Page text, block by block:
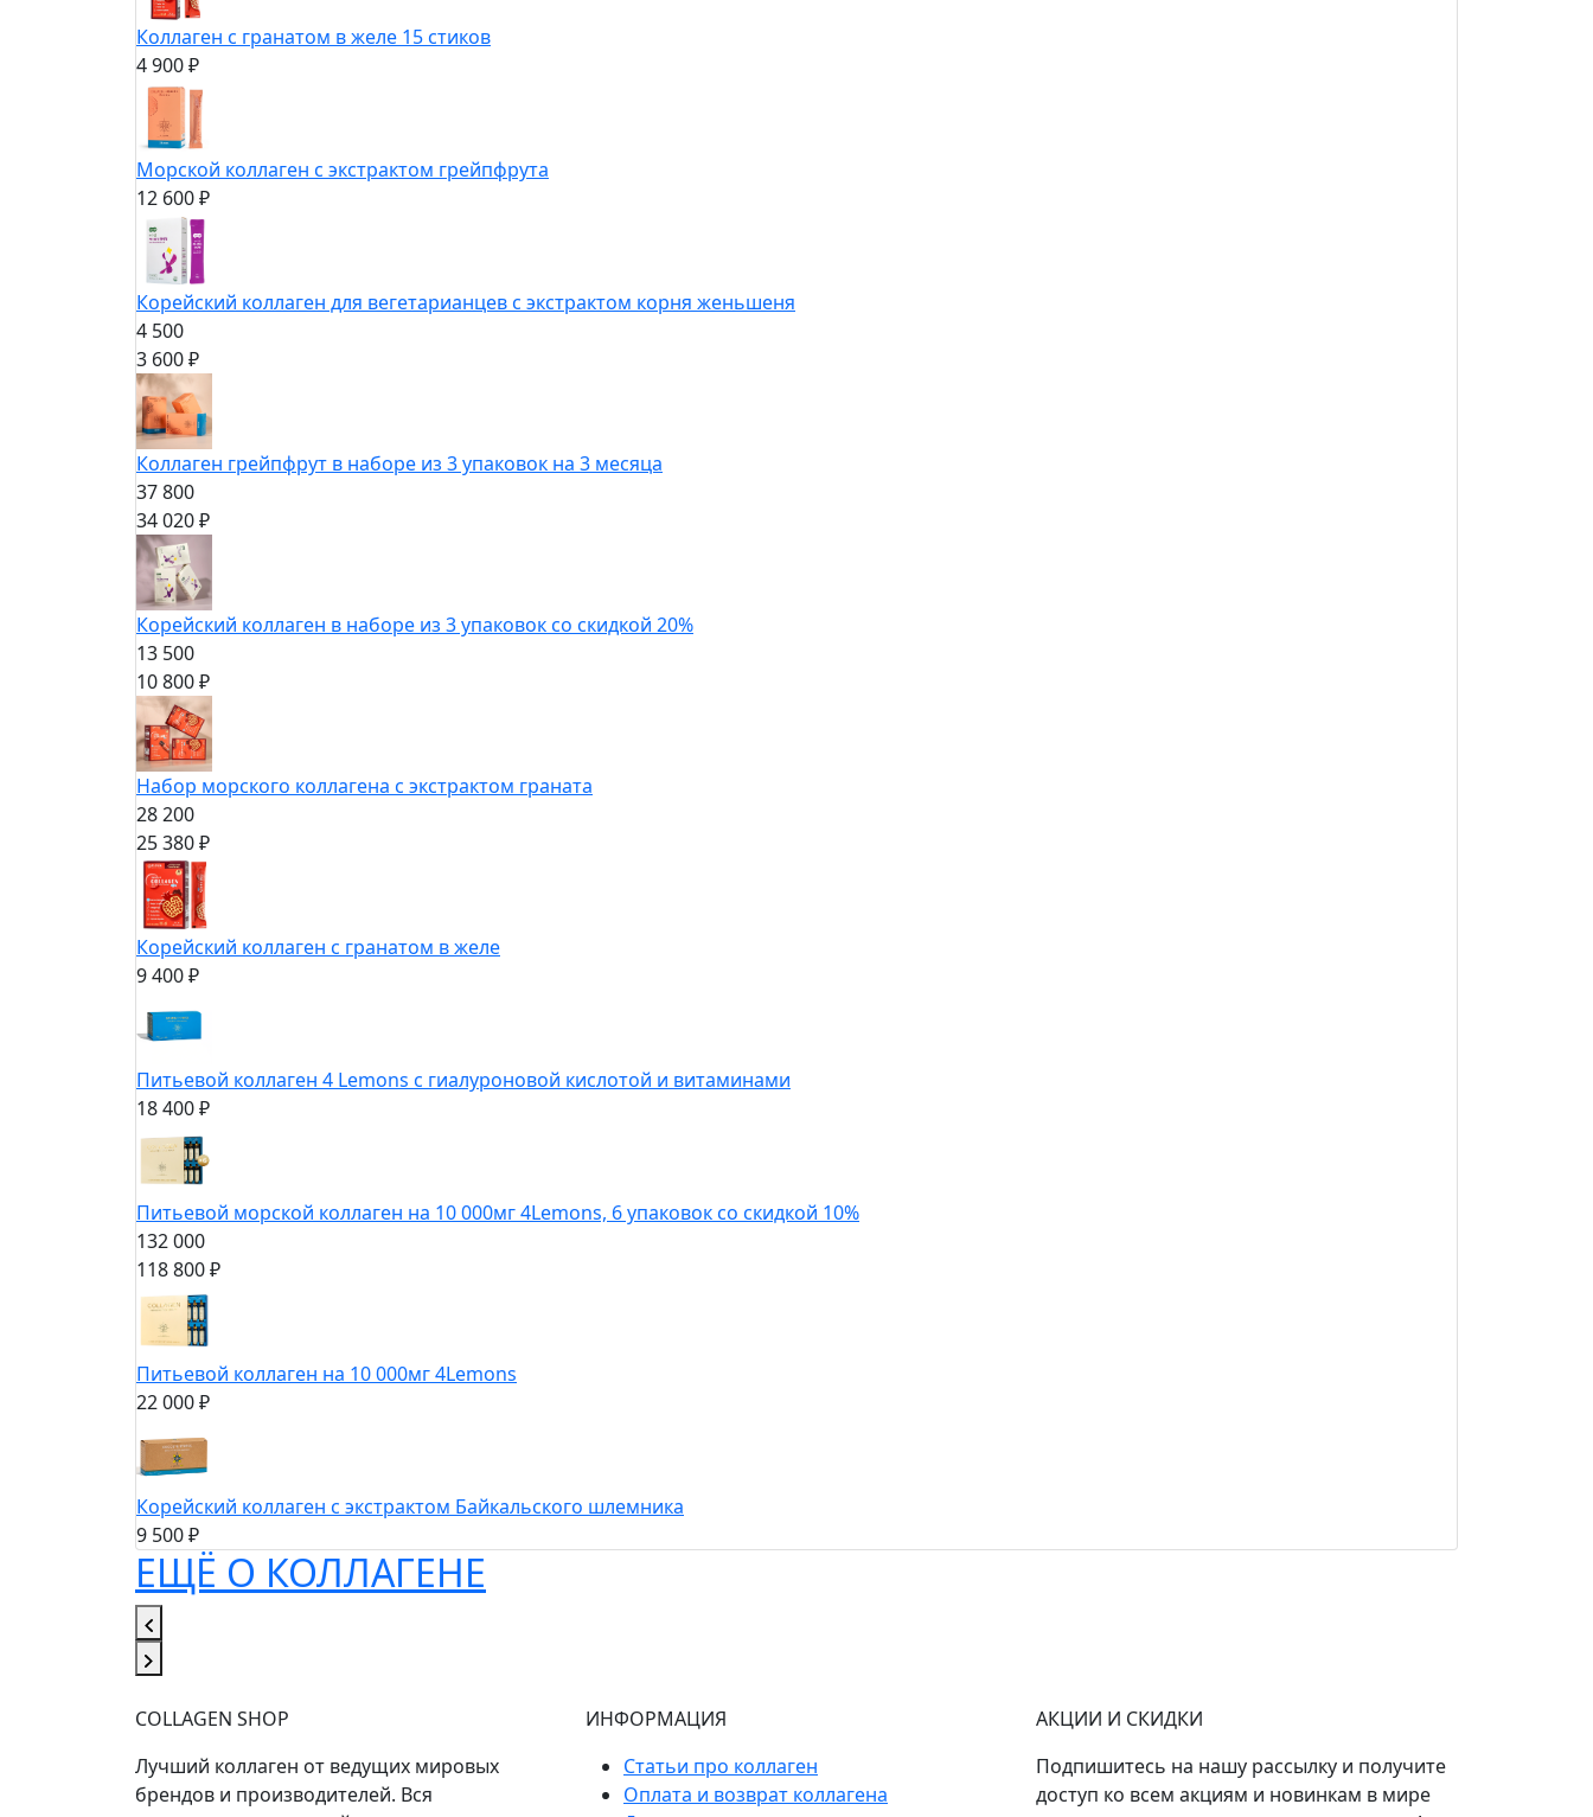
Коллаген с гранатом в желе 15 стиков
4 900 ₽
Морской коллаген с экстрактом грейпфрута
12 600 ₽
Корейский коллаген для вегетарианцев с экстрактом корня женьшеня
4 500
3 600 ₽
Коллаген грейпфрут в наборе из 3 упаковок на 3 месяца
37 800
34 020 ₽
Корейский коллаген в наборе из 3 упаковок со скидкой 20%
13 500
10 800 ₽
Набор морского коллагена с экстрактом граната
28 200
25 380 ₽
Корейский коллаген с гранатом в желе
9 400 ₽
Питьевой коллаген 4 Lemons с гиалуроновой кислотой и витаминами
18 400 ₽
Питьевой морской коллаген на 10 000мг 4Lemons, 6 упаковок со скидкой 10%
132 000
118 800 ₽
Питьевой коллаген на 10 000мг 4Lemons
22 000 ₽
Корейский коллаген с экстрактом Байкальского шлемника
9 500 ₽
ЕЩЁ О КОЛЛАГЕНЕ
COLLAGEN SHOP
Лучший коллаген от ведущих мировых
брендов и производителей. Вся
ИНФОРМАЦИЯ
Статьи про коллаген
Оплата и возврат коллагена
АКЦИИ И СКИДКИ
Подпишитесь на нашу рассылку и получите
доступ ко всем акциям и новинкам в мире